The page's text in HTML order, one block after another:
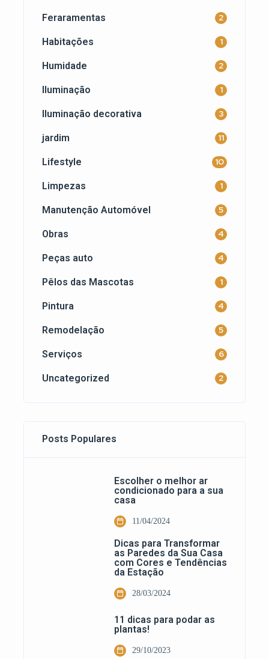
Feraramentas 2
Habitações 1
Humidade 2
Iluminação 1
Iluminação decorativa 3
jardim 11
Lifestyle 10
Limpezas 1
Manutenção Automóvel 5
Obras 4
Peças auto 4
Pêlos das Mascotas 1
Pintura 4
Remodelação 5
Serviços 6
Uncategorized 2
Posts Populares
Escolher o melhor ar
condicionado para a sua
casa
11/04/2024
Dicas para Transformar
as Paredes da Sua Casa
com Cores e Tendências
da Estação
28/03/2024
11 dicas para podar as
plantas!
29/10/2023